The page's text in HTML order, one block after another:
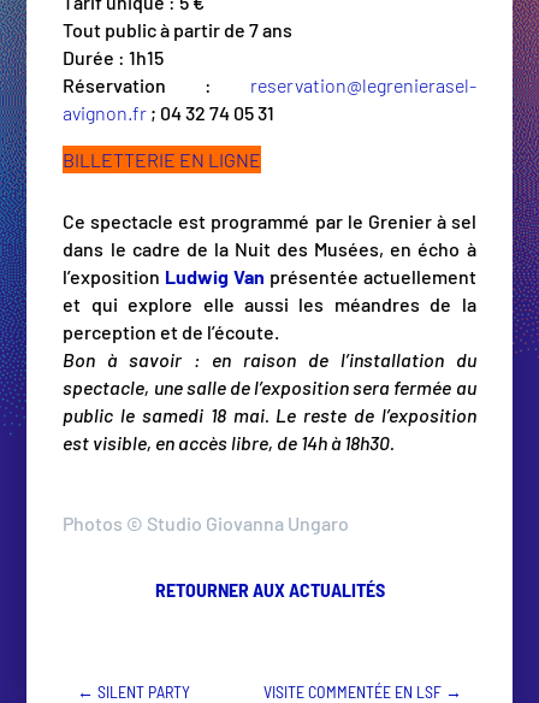
Tout public à partir de 7 ans
Durée : 1h15
Réservation : reservation@legrenierasel-
avignon.fr ; 04 32 74 05 31
BILLETTERIE EN LIGNE
Ce spectacle est programmé par le Grenier à sel
dans le cadre de la Nuit des Musées, en écho à
l’exposition Ludwig Van présentée actuellement
et qui explore elle aussi les méandres de la
perception et de l’écoute.
Bon à savoir : en raison de l’installation du
spectacle, une salle de l’exposition sera fermée au
public le samedi 18 mai. Le reste de l’exposition
est visible, en accès libre, de 14h à 18h30.
Photos © Studio Giovanna Ungaro
RETOURNER AUX ACTUALITÉS
←SILENT PARTY VISITE COMMENTÉE EN LSF→